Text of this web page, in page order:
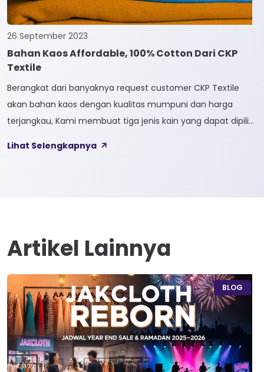
26 September 2023
Bahan Kaos Affordable, 100% Cotton Dari CKP
Textile
Berangkat dari banyaknya request customer CKP Textile
akan bahan kaos dengan kualitas mumpuni dan harga
terjangkau, Kami membuat tiga jenis kain yang dapat dipilih
kain yang bahan dasarnya 100% cotton. Softcel juga sering
Lihat Selengkapnya
Artikel Lainnya
BLOG